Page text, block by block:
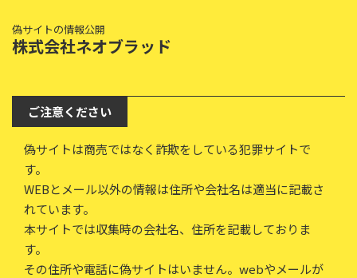
偽サイトの情報公開
株式会社ネオブラッド
ご注意ください
偽サイトは商売ではなく詐欺をしている犯罪サイトで
す。
WEBとメール以外の情報は住所や会社名は適当に記載さ
れています。
本サイトでは収集時の会社名、住所を記載しておりま
す。
その住所や電話に偽サイトはいません。webやメールが